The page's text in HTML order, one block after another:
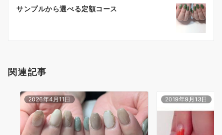
サンプルから選べる定額コース
関連記事
2026年4月11日 2019年9月13日